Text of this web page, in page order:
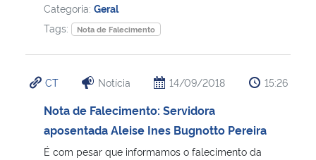
Categoria: Geral
Tags:
Nota de Falecimento
CT Notícia 14/09/2018 15:26
Nota de Falecimento: Servidora
aposentada Aleise Ines Bugnotto Pereira
É com pesar que informamos o falecimento da